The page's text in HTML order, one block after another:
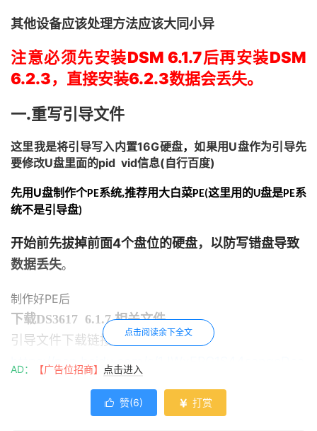
其他设备应该处理方法应该大同小异
注意必须先安装DSM 6.1.7后再安装DSM
6.2.3，直接安装6.2.3数据会丢失。
一.重写引导文件
这里我是将引导写入内置16G硬盘，如果用U盘作为引导先
要修改U盘里面的pid vid信息(自行百度)
先用 U盘制作个PE系统,推荐用大白菜PE(这里用的U盘是PE系
统不是引导盘)
开始前先拔掉前面4个盘位的硬盘，以防写错盘导致
数据丢失。
制作好PE后
下载DS3617 6.1.7 相关文件
引导文件下载链接链接：
https://pan.baidu.com/s/1JWxFPG1S44sangcDea
首先下载写盘软件和群晖引导文件，然后将文件复制到
点击阅读余下全文
AD： 【广告位招商】 点击进入
 赞(6)  打赏